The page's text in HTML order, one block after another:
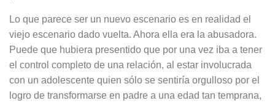
Lo que parece ser un nuevo escenario es en realidad el
viejo escenario dado vuelta. Ahora ella era la abusadora.
Puede que hubiera presentido que por una vez iba a tener
el control completo de una relación, al estar involucrada
con un adolescente quien sólo se sentiría orgulloso por el
logro de transformarse en padre a una edad tan temprana,